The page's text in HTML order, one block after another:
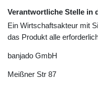
Verantwortliche Stelle in
Ein Wirtschaftsakteur mit
das Produkt alle
banjado GmbH
Meißner Str 87